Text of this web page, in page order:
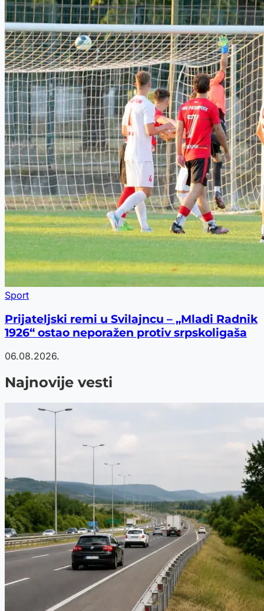
Sport
Prijateljski remi u Svilajncu – „Mladi Radnik
1926“ ostao neporažen protiv srpskoligaša
06.08.2026.
Najnovije vesti